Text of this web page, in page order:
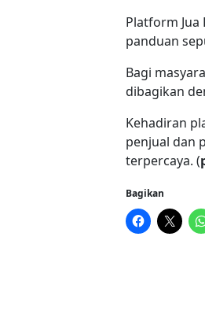
Platform
panduan
Bagi
dibagikan
Kehadiran
penjual dan
terpercaya. (
Bagikan